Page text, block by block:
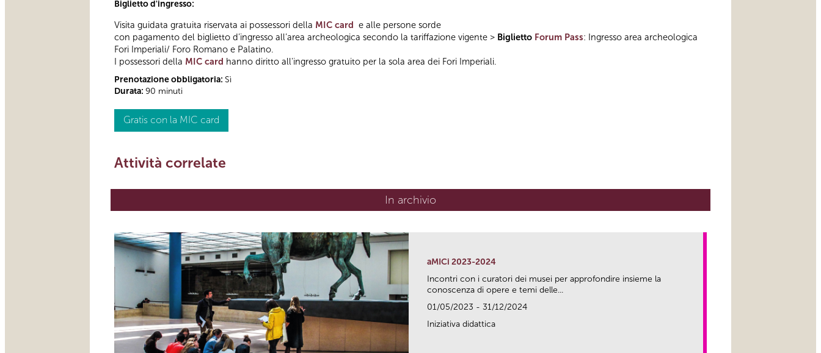
Biglietto d'ingresso:
Visita guidata gratuita riservata ai possessori della MIC card e alle persone sorde
con pagamento del biglietto d’ingresso all’area archeologica secondo la tariffazione vigente > Biglietto Forum Pass: Ingresso area archeologica
Fori Imperiali/ Foro Romano e Palatino.
I possessori della MIC card hanno diritto all'ingresso gratuito per la sola area dei Fori Imperiali.
Prenotazione obbligatoria: Sì
Durata: 90 minuti
Gratis con la MIC card
Attività correlate
In archivio
aMICi 2023-2024
Incontri con i curatori dei musei per approfondire insieme la
conoscenza di opere e temi delle...
01/05/2023 - 31/12/2024
Iniziativa didattica